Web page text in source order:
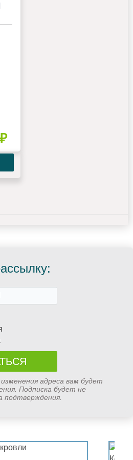
адреса вам будет
Подписка будет не
подтверждения.